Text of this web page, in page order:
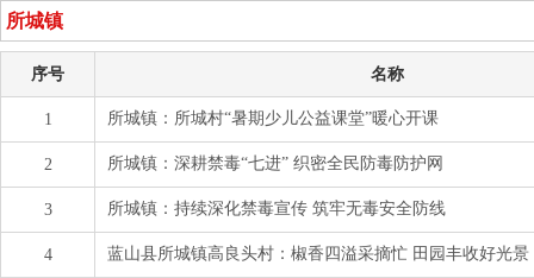
所城镇
序号 名称
1 所城镇：所城村“暑期少儿公益课堂”暖心开课
2 所城镇：深耕禁毒“七进” 织密全民防毒防护网
3 所城镇：持续深化禁毒宣传 筑牢无毒安全防线
4 蓝山县所城镇高良头村：椒香四溢采摘忙 田园丰收好光景